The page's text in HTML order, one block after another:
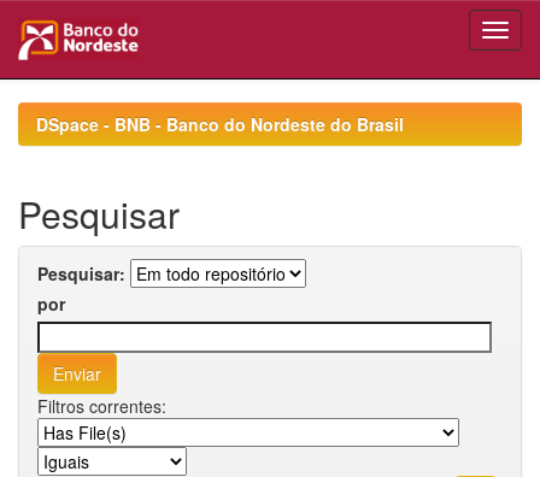
navigationDSpace - BNB - Banco do Nordeste do Brasil
Pesquisar
Pesquisar:
por
Filtros correntes: